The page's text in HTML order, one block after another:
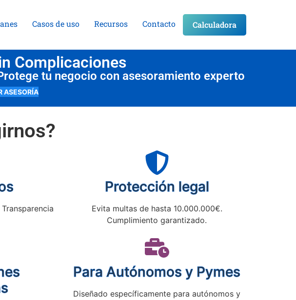
Casos de uso Recursos Contacto Calculadora
Complicaciones
tu negocio con asesoramiento experto
ASESORÍA
Protección legal
Evita multas de hasta 10.000.000€.
Cumplimiento garantizado.
Para Autónomos y Pymes
Diseñado específicamente para autónomos y